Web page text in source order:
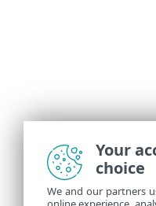
Your
choice
We and our partners